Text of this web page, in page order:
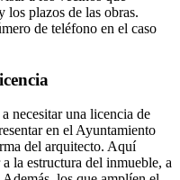
los plazos de las obras.
de teléfono en el caso
necesitar una licencia de
en el Ayuntamiento
del arquitecto. Aquí
la estructura del inmueble, a